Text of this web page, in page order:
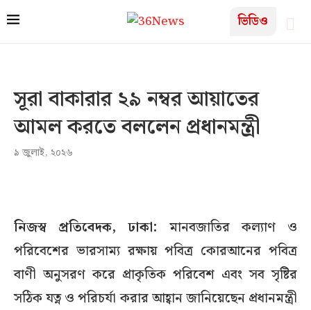
ভিডিও
সূরা বাকারার ২৯ নম্বর আয়াতের
আমল করতে বললেন প্রধানমন্ত্রী
৯ জুলাই, ২০২৬
নিজস্ব প্রতিবেদক, ঢাকা: মানবজাতির কল্যাণ ও
পরিবেশের ভারসাম্য রক্ষায় পবিত্র কোরআনের পবিত্র
বাণী অনুসরণ করে প্রাকৃতিক পরিবেশ এবং সব সৃষ্টির
সঠিক যত্ন ও পরিচর্যা করার আহ্বান জানিয়েছেন প্রধানমন্ত্রী